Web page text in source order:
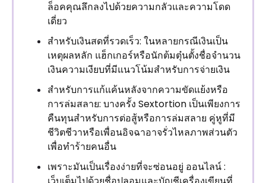
ล็อคคุณลึกลงไปด้วยความกลัวและความโดด
เดี่ยว
สำหรับเงินสดที่รวดเร็ว: ในหลายกรณีเงินเป็น
เหตุผลหลัก แฮ็กเกอร์หรือนักต้มตุ๋นตั้งชื่อจำนวน
เงินความเงียบที่มีแนวโน้มสำหรับการจ่ายเงิน
สำหรับการแก้แค้นหลังจากความขัดแย้งหรือ
การล่มสลาย: บางครั้ง Sextortion เป็นเพียงการ
คืนทุนสำหรับการต่อสู้หรือการล่มสลาย คู่หูที่มี
ชีวิตชีวาหรือเพื่อนอิจฉาอาจรั่วไหลภาพส่วนตัว
เพื่อทำร้ายคนอื่น
เพราะมันเป็นเรื่องง่ายที่จะซ่อนอยู่ ออนไลน์ :